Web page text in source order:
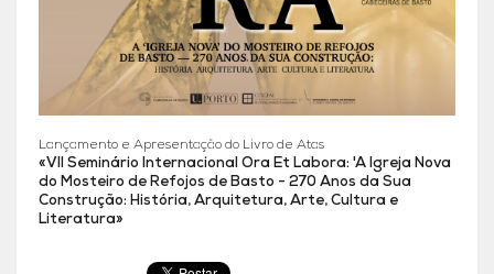
Lançamento e Apresentação do Livro de Atas
«VII Seminário Internacional Ora Et Labora: 'A Igreja Nova
do Mosteiro de Refojos de Basto - 270 Anos da Sua
Construção: História, Arquitetura, Arte, Cultura e
Literatura»